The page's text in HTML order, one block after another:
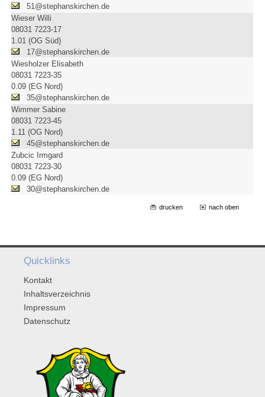
51@stephanskirchen.de
Wieser Willi
08031 7223-17
1.01 (OG Süd)
17@stephanskirchen.de
Wiesholzer Elisabeth
08031 7223-35
0.09 (EG Nord)
35@stephanskirchen.de
Wimmer Sabine
08031 7223-45
1.11 (OG Nord)
45@stephanskirchen.de
Zubcic Irmgard
08031 7223-30
0.09 (EG Nord)
30@stephanskirchen.de
drucken nach oben
Quicklinks
Kontakt
Inhaltsverzeichnis
Impressum
Datenschutz